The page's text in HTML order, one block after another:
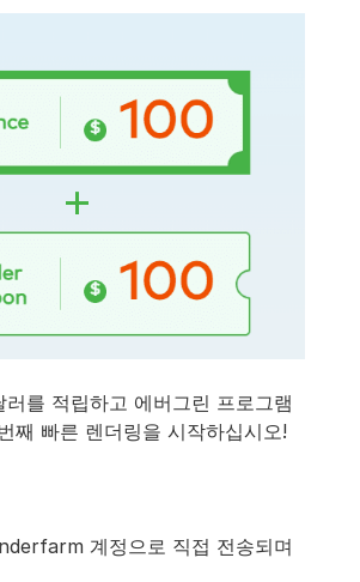
를 적립하고 에버그린 프로그램
째 빠른 렌더링을 시작하십시오!
계정으로 직접 전송되며